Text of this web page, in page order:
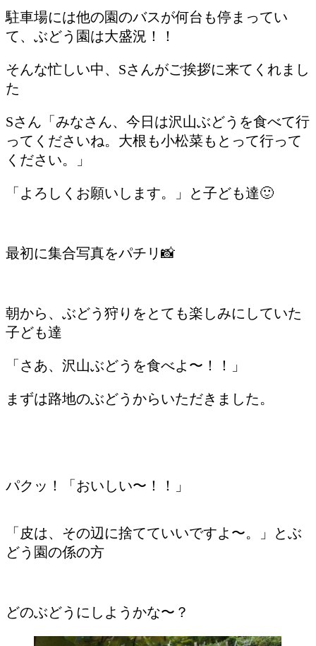
駐車場には他の園のバスが何台も停まってい
て、ぶどう園は大盛況！！
そんな忙しい中、Sさんがご挨拶に来てくれまし
た
Sさん「みなさん、今日は沢山ぶどうを食べて行
ってくださいね。大根も小松菜もとって行って
ください。」
「よろしくお願いします。」と子ども達🙂
最初に集合写真をパチリ📸
朝から、ぶどう狩りをとても楽しみにしていた
子ども達
「さあ、沢山ぶどうを食べよ〜！！」
まずは路地のぶどうからいただきました。
パクッ！「おいしい〜！！」
「皮は、その辺に捨てていいですよ〜。」とぶ
どう園の係の方
どのぶどうにしようかな〜？